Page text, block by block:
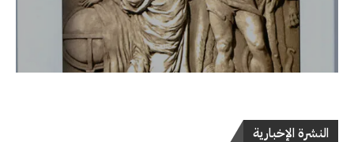
النشرة الإخبارية